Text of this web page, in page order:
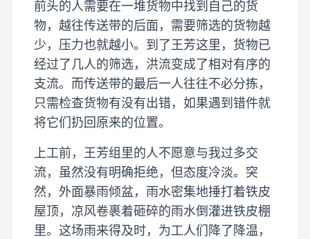
前头的人需要在一堆货物中找到自己的货
物，越往传送带的后面，需要筛选的货物越
少，压力也就越小。到了王芳这里，货物已
经过了几人的筛选，洪流变成了相对有序的
支流。而传送带的最后一人往往不必分拣，
只需检查货物有没有出错，如果遇到错件就
将它们扔回原来的位置。
上工前，王芳组里的人不愿意与我过多交
流，虽然没有明确拒绝，但态度冷淡。突
然，外面暴雨倾盆，雨水密集地捶打着铁皮
屋顶，凉风卷裹着砸碎的雨水倒灌进铁皮棚
里。这场雨来得及时，为工人们降了降温，